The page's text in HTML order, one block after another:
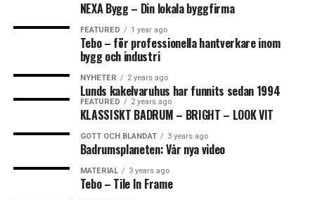
korrekt för att fungera väl och bli hållbart. Det kan vara
bra att anlita en fackman för att utföra jobbet, även om
det kan bli ytterligare en kostnad i en redan dyr
renovering. Det arbetet är avdragsgillt enligt ROT.
Regler kan ändras, så besök alltid Skatteverkets hemsida
skatteverket.se där finns utförlig information om vilka
tjänster som inbegrips i rot-avdraget.
https://www.dinbyggare.se/kakel-och-klinker-till-
badrum-tips-infor-valet/
FISKBEN
0
KAKEL
https://www.tebo.se/
Leave your vote
NEXA Bygg – Din lokala byggfirma
FEATURED 1 year ago
Tebo – för professionella hantverkare inom
bygg och industri
NYHETER 2 years ago
Lunds kakelvaruhus har funnits sedan 1994
FEATURED 2 years ago
KLASSISKT BADRUM – BRIGHT – LOOK VIT
GOTT OCH BLANDAT 3 years ago
Badrumsplaneten: Vår nya video
MATERIAL 3 years ago
Tebo – Tile In Frame